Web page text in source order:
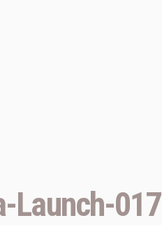
Launch-017